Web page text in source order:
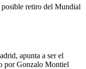
retiro del Mundial
apunta a ser el
por Gonzalo Montiel